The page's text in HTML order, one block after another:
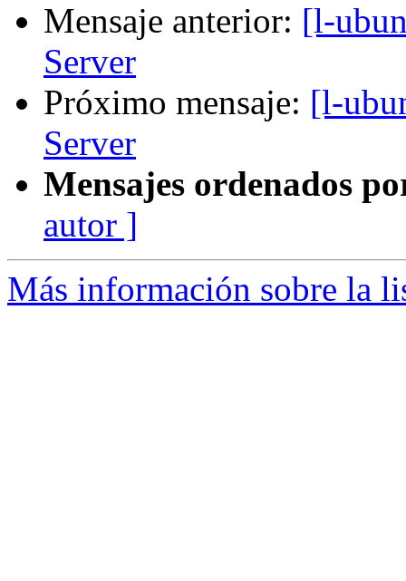
Mensaje anterior: [l-
Server
Próximo mensaje: [l-
Server
Mensajes ordenados
autor ]
Más información sobre la